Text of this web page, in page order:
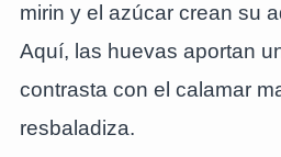
mirin y el azúcar crean su
Aquí, las huevas aportan
contrasta con el calamar
resbaladiza.